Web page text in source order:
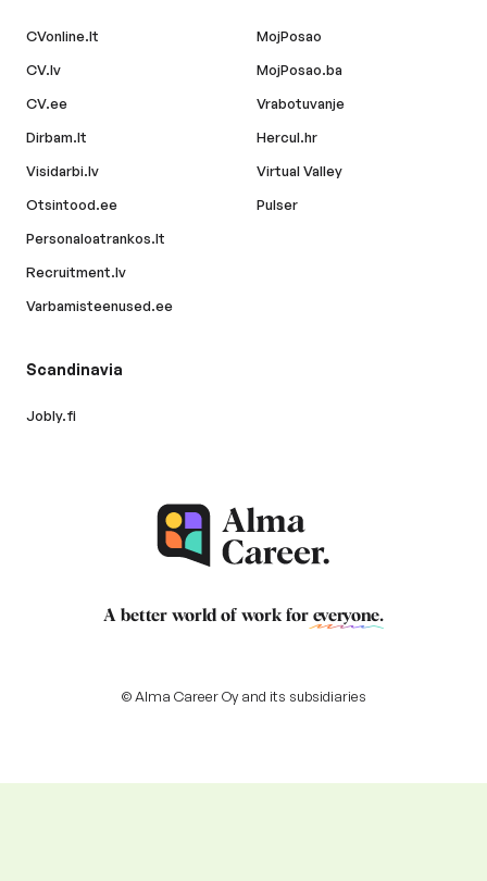
CVonline.lt
CV.lv
CV.ee
Dirbam.lt
Visidarbi.lv
Otsintood.ee
Personaloatrankos.lt
Recruitment.lv
Varbamisteenused.ee
MojPosao
MojPosao.ba
Vrabotuvanje
Hercul.hr
Virtual Valley
Pulser
Scandinavia
Jobly.fi
A better world of work for everyone.
© Alma Career Oy and its subsidiaries